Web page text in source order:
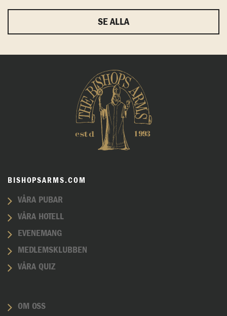
SE ALLA
BISHOPSARMS.COM
VÅRA PUBAR
VÅRA HOTELL
EVENEMANG
MEDLEMSKLUBBEN
VÅRA QUIZ
OM OSS